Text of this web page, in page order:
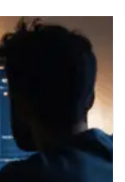
là...